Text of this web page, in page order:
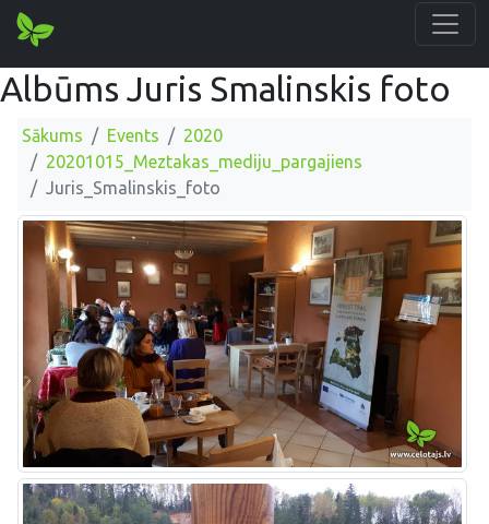
Albūms Juris Smalinskis foto
Sākums Events
2020
20201015_Meztakas_mediju_pargajiens
Juris_Smalinskis_foto